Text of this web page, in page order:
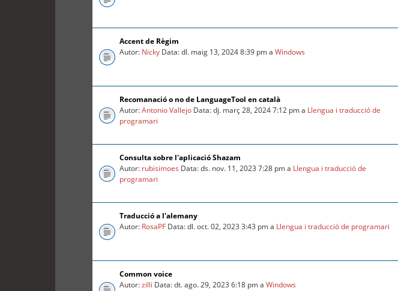
Accent de Règim
Autor: Nicky Data: dl. maig 13, 2024 8:39 pm aWindows
Recomanació o no de LanguageTool en català
Autor:Antonio Vallejo Data: dj. març 28, 2024 7:12 pm a Llengua i traducció de
programari
Consulta sobre l'aplicació Shazam
Autor: rubisimoes Data: ds. nov. 11, 2023 7:28 pm a Llengua i traducció de
programari
Traducció a l'alemany
Autor: RosaPF Data: dl. oct. 02, 2023 3:43 pm a Llengua i traducció de programari
Common voice
Autor:zilli Data: dt. ago. 29, 2023 6:18 pm aWindows